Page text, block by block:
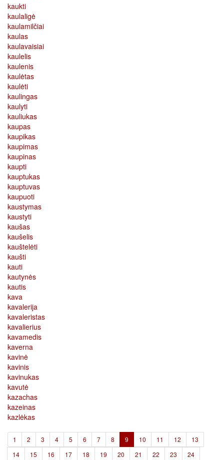
kaukti
kaulaligė
kaulamilčiai
kaulas
kaulavaisiai
kaulelis
kaulenis
kaulėtas
kaulėti
kaulingas
kaulyti
kauliukas
kaupas
kaupikas
kaupimas
kaupinas
kaupti
kauptukas
kauptuvas
kaupuoti
kaustymas
kaustyti
kaušas
kaušelis
kauštelėti
kaušti
kauti
kautynės
kautis
kava
kavalerija
kavaleristas
kavalierius
kavamedis
kaverna
kavinė
kavinis
kavinukas
kavutė
kazachas
kazeinas
kazlėkas
1 2 3 4 5 6 7 8 9 (current)
10 11 12
13
14
15 16 17 18 19 20 21 22 23 24